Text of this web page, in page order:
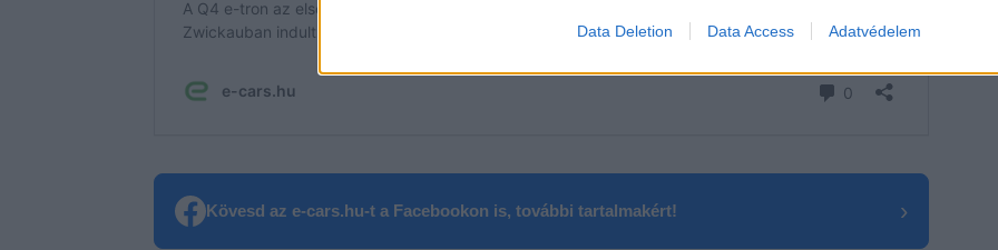
Data Deletion Data Access Adatvédelem
Kövesd az e-cars.hu-t a Facebookon is, további tartalmakért! ›